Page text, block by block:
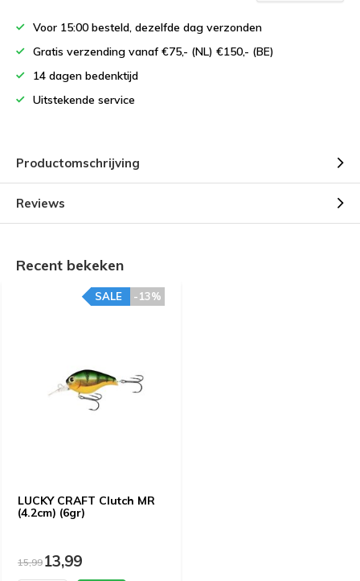
Voor 15:00 besteld, dezelfde dag verzonden
Gratis verzending vanaf €75,- (NL) €150,- (BE)
14 dagen bedenktijd
Uitstekende service
Productomschrijving
Reviews
Recent bekeken
LUCKY CRAFT Clutch MR
(4.2cm) (6gr)
-13%
SALE
15,9913,99